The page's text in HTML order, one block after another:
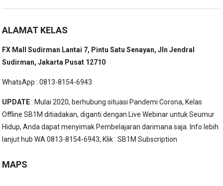
ALAMAT KELAS
FX Mall Sudirman Lantai 7, Pintu Satu Senayan, Jln Jendral
Sudirman, Jakarta Pusat 12710
WhatsApp : 0813-8154-6943
UPDATE: Mulai 2020, berhubung situasi Pandemi Corona, Kelas
Offline SB1M ditiadakan, diganti dengan Live Webinar untuk Seumur
Hidup, Anda dapat menyimak Pembelajaran darimana saja. Info lebih
lanjut hub WA 0813-8154-6943, Klik :SB1M Subscription
MAPS